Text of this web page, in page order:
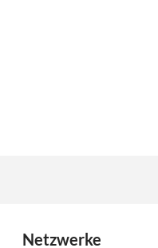
Netzwerke